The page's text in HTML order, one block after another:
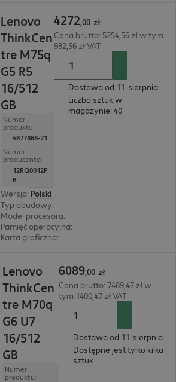
Lenovo
ThinkCen
tre M75q
G5 R5
16/512
GB
Numer
produktu:
4877868-21
Numer
producenta:
12RQ0012P
B
Wersja: Polski
Typ obudowy:
Model procesora:
Pamięć operacyjna:
Karta graficzna:
4272,00 zł
Cena brutto: 5254,56 zł w tym
982,56 zł VAT
Dostawa od 11. sierpnia.
Liczba sztuk w
magazynie: 40
Lenovo
ThinkCen
tre M70q
G6 U7
16/512
GB
Numer
produktu:
6089,00 zł
Cena brutto: 7489,47 zł w
tym 1400,47 zł VAT
Dostawa od 11. sierpnia.
Dostępne jest tylko kilka
sztuk.